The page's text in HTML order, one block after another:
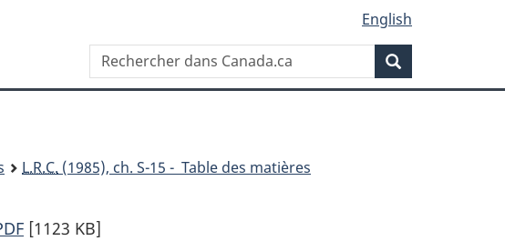
English
Rechercher
dans
Canada.ca
L.R.C. (1985), ch. S-15 - Table des matières
Texte
[1123 KB]